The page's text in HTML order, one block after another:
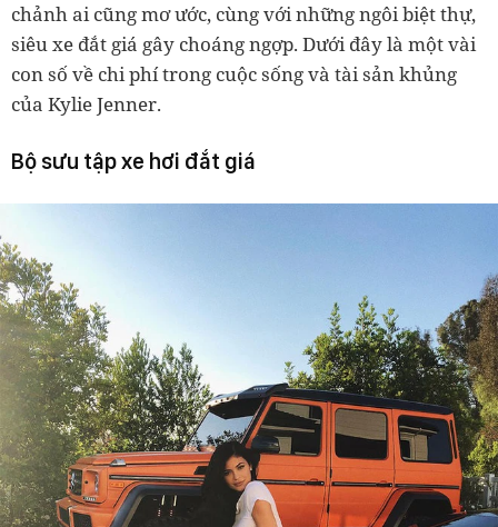
chảnh ai cũng mơ ước, cùng với những ngôi biệt thự,
siêu xe đắt giá gây choáng ngợp. Dưới đây là một vài
con số về chi phí trong cuộc sống và tài sản khủng
của Kylie Jenner.
Bộ sưu tập xe hơi đắt giá